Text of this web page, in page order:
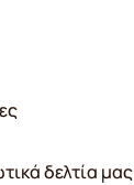
δελτία μας